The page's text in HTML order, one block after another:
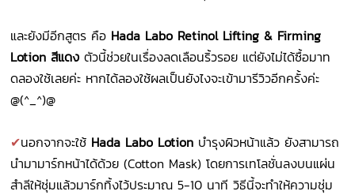
และยังมีอีกสูตร คือ Hada Labo Retinol Lifting & Firming
Lotion สีแดงตัวนี้ช่วยในเรื่องลดเลือนริ้วรอย แต่ยังไม่ได้ซื้อมาท
ดลองใช้เลยค่ะ หากได้ลองใช้ผลเป็นยังไงจะเข้ามารีวิวอีกครั้งค่ะ
@(^_^)@
✔นอกจากจะใช้ Hada Labo Lotion บำรุงผิวหน้าแล้ว ยังสามารถ
นำมามาร์กหน้าได้ด้วย (Cotton Mask) โดยการเทโลชั่นลงบนแผ่น
สำลีให้ชุ่มแล้วมาร์กทิ้งไว้ประมาณ 5-10 นาที วิธีนี้จะทำให้ความชุ่ม